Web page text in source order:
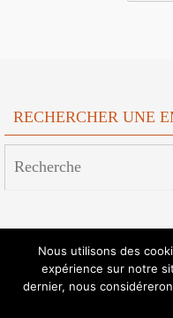
RECHERCHER UNE
SUIVEZ-NOUS !
Nous utilisons des
expérience sur notre
dernier, nous